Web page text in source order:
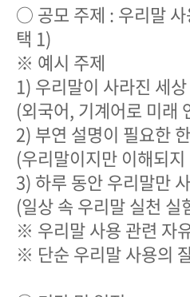
○ 공모 주제 : 우리말 사
택 1)
※ 예시 주제
1) 우리말이 사라진 세상
(외국어, 기계어로 미래
2) 부연 설명이 필요한
(우리말이지만 이해되
3) 하루 동안 우리말만
(일상 속 우리말 실천 실
※ 우리말 사용 관련 자
※ 단순 우리말 사용의